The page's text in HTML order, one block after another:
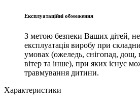
Експлуатаційні обмеження
З метою безпеки Ваших дітей,
експлуатація виробу при
умовах (ожеледь, снігопад, дощ,
вітер та інше), при яких існує
травмування дитини.
Характеристики